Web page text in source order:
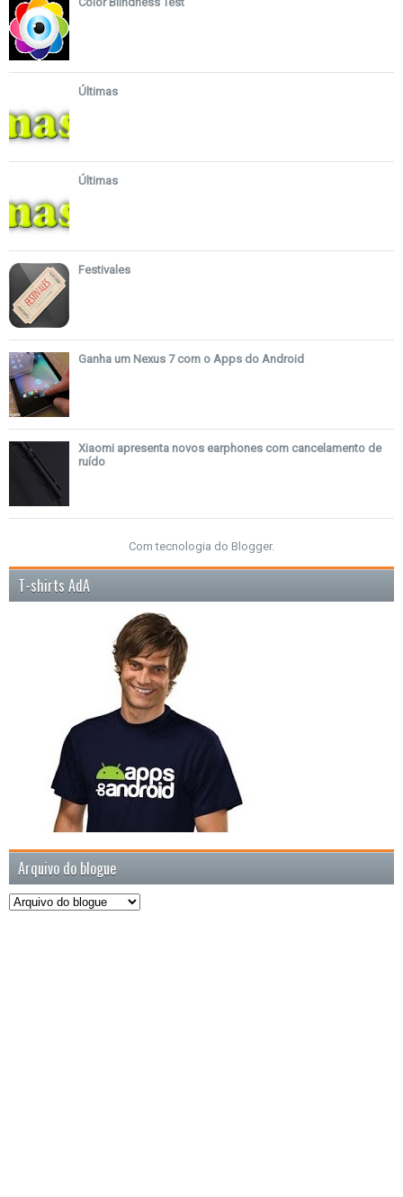
Últimas
Últimas
Festivales
Ganha um Nexus 7 com o Apps do Android
Xiaomi apresenta novos earphones com cancelamento de
ruído
Com tecnologia do Blogger.
T-shirts AdA
Arquivo do blogue